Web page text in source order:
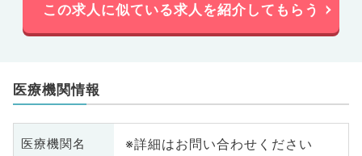
この求人に似ている求人を紹介してもらう
医療機関情報
医療機関名 ※詳細はお問い合わせください